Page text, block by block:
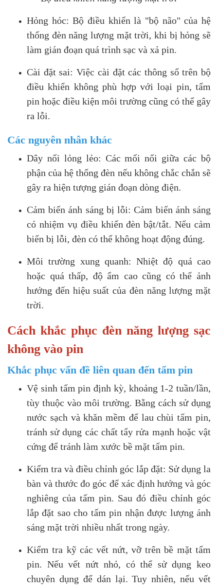
Hỏng hóc: Bộ điều khiển là "bộ não" của hệ
thống đèn năng lượng mặt trời, khi bị hỏng sẽ
làm gián đoạn quá trình sạc và xả pin.
Cài đặt sai: Việc cài đặt các thông số trên bộ
điều khiển không phù hợp với loại pin, tấm
pin hoặc điều kiện môi trường cũng có thể gây
ra lỗi.
Các nguyên nhân khác
Dây nối lỏng lẻo: Các mối nối giữa các bộ
phận của hệ thống đèn nếu không chắc chắn sẽ
gây ra hiện tượng gián đoạn dòng điện.
Cảm biến ánh sáng bị lỗi: Cảm biến ánh sáng
có nhiệm vụ điều khiển đèn bật/tắt. Nếu cảm
biến bị lỗi, đèn có thể không hoạt động đúng.
Môi trường xung quanh: Nhiệt độ quá cao
hoặc quá thấp, độ ẩm cao cũng có thể ảnh
hưởng đến hiệu suất của đèn năng lượng mặt
trời.
Cách khắc phục đèn năng lượng sạc
không vào pin
Khắc phục vấn đề liên quan đến tấm pin
Vệ sinh tấm pin định kỳ, khoảng 1-2 tuần/lần,
tùy thuộc vào môi trường. Bằng cách sử dụng
nước sạch và khăn mềm để lau chùi tấm pin,
tránh sử dụng các chất tẩy rửa mạnh hoặc vật
cứng để tránh làm xước bề mặt tấm pin.
Kiểm tra và điều chỉnh góc lắp đặt: Sử dụng la
bàn và thước đo góc để xác định hướng và góc
nghiêng của tấm pin. Sau đó điều chỉnh góc
lắp đặt sao cho tấm pin nhận được lượng ánh
sáng mặt trời nhiều nhất trong ngày.
Kiểm tra kỹ các vết nứt, vỡ trên bề mặt tấm
pin. Nếu vết nứt nhỏ, có thể sử dụng keo
chuyên dụng để dán lại. Tuy nhiên, nếu vết